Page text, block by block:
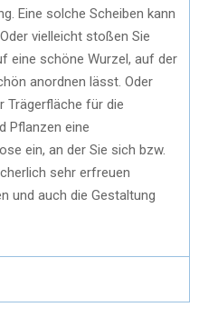
Eine solche Scheiben kann
vielleicht stoßen Sie
eine schöne Wurzel, auf der
anordnen lässt. Oder
Trägerfläche für die
Pflanzen eine
ein, an der Sie sich bzw.
sehr erfreuen
und auch die Gestaltung